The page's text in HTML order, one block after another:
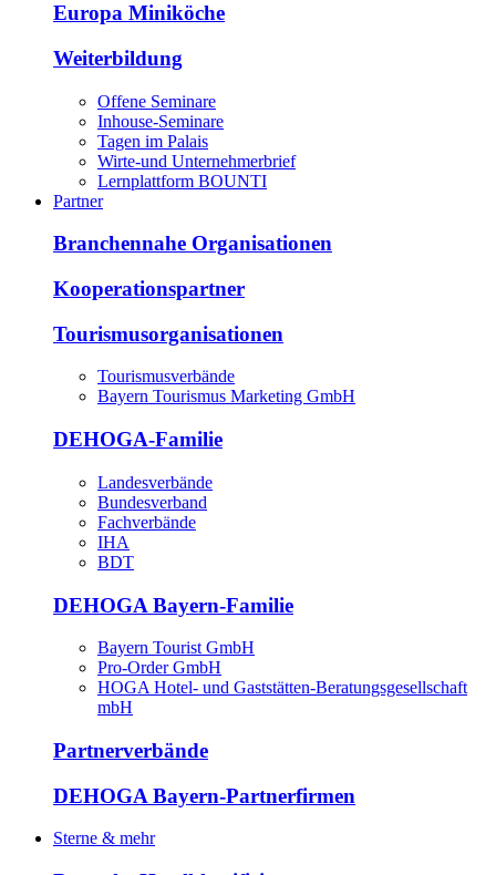
Europa Miniköche
Weiterbildung
Offene Seminare
Inhouse-Seminare
Tagen im Palais
Wirte-und Unternehmerbrief
Lernplattform BOUNTI
Partner
Branchennahe Organisationen
Kooperationspartner
Tourismusorganisationen
Tourismusverbände
Bayern Tourismus Marketing GmbH
DEHOGA-Familie
Landesverbände
Bundesverband
Fachverbände
IHA
BDT
DEHOGA Bayern-Familie
Bayern Tourist GmbH
Pro-Order GmbH
HOGA Hotel- und Gaststätten-Beratungsgesellschaft
mbH
Partnerverbände
DEHOGA Bayern-Partnerfirmen
Sterne & mehr